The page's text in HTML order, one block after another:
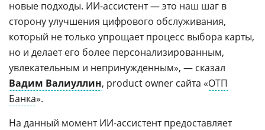
новые подходы. ИИ-ассистент — это наш шаг в
сторону улучшения цифрового обслуживания,
который не только упрощает процесс выбора карты,
но и делает его более персонализированным,
увлекательным и непринужденным», — сказал
Вадим Валиуллин, product owner сайта «ОТП
Банка».
На данный момент ИИ-ассистент предоставляет